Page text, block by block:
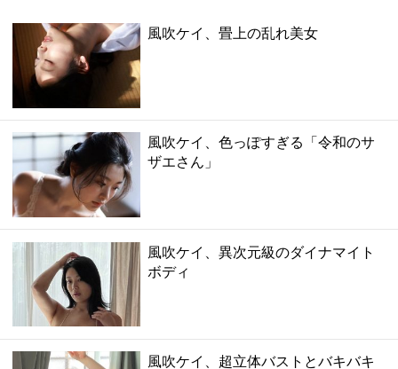
風吹ケイ、畳上の乱れ美女
風吹ケイ、色っぽすぎる「令和のサ
ザエさん」
風吹ケイ、異次元級のダイナマイト
ボディ
風吹ケイ、超立体バストとバキバキ